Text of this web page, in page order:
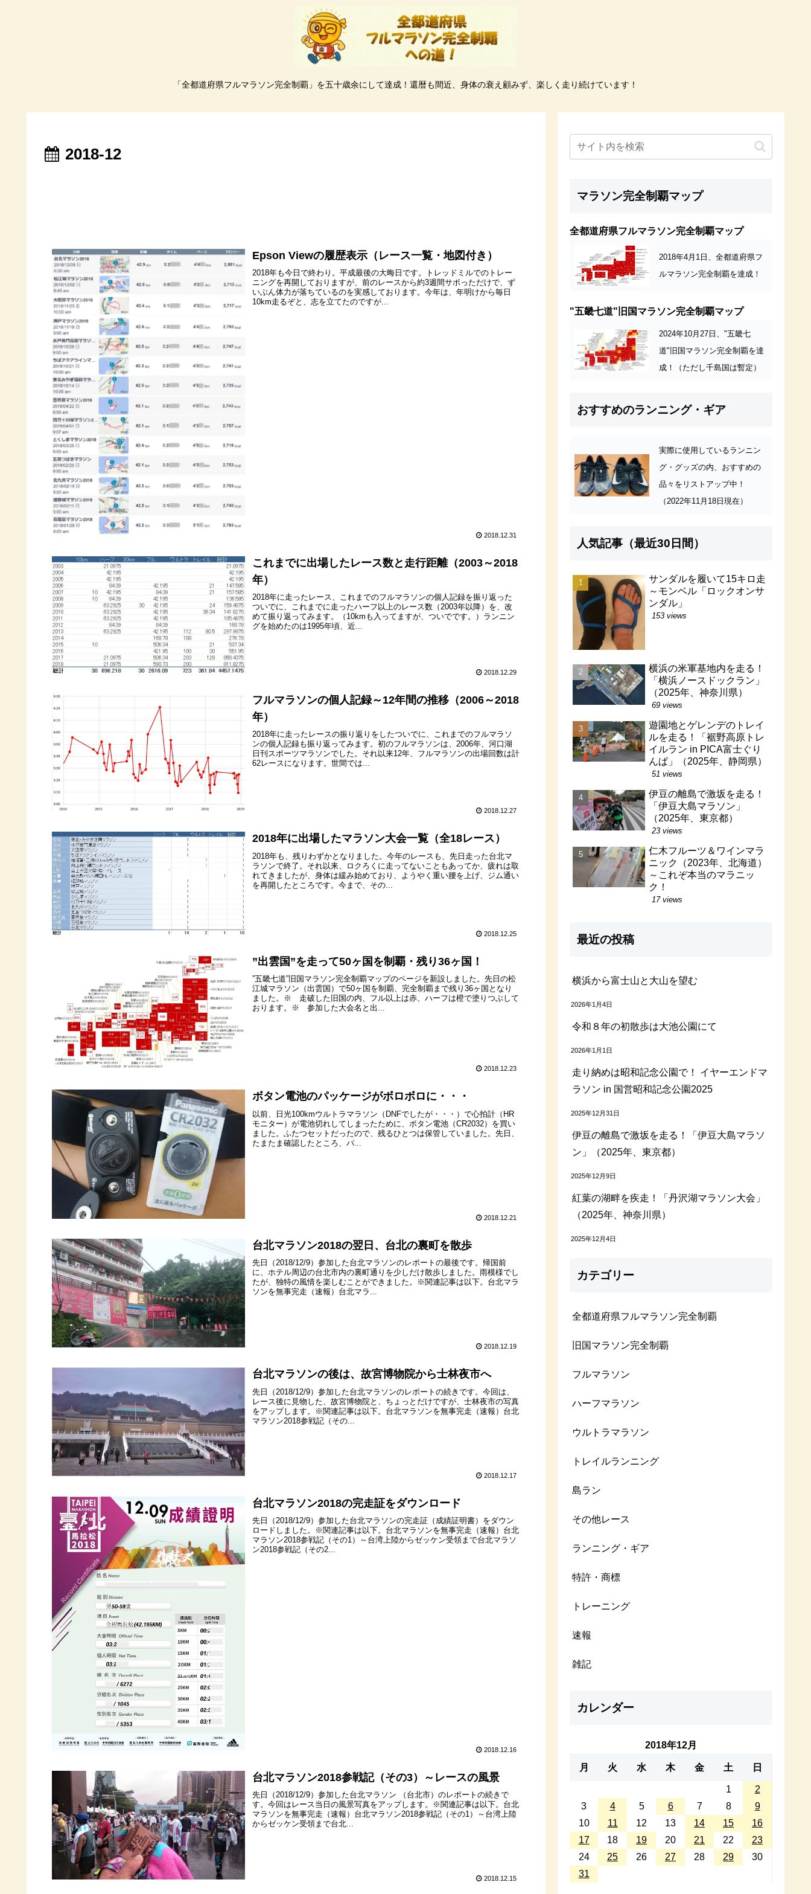
「全都道府県フルマラソン完全制覇」を五十歳余にして達成！還暦も間近、身体の衰え顧みず、楽しく走り続けています！
2018-12
Epson Viewの履歴表示（レース一覧・地図付き）
2018年も今日で終わり。平成最後の大晦日です。トレッドミルでのトレー
ニングを再開しておりますが、前のレースから約3週間サボっただけで、ず
いぶん体力が落ちているのを実感しております。今年は、年明けから毎日
10km走るぞと、志を立てたのですが...
2018.12.31
これまでに出場したレース数と走行距離（2003～2018
年）
2018年に走ったレース、これまでのフルマラソンの個人記録を振り返った
ついでに、これまでに走ったハーフ以上のレース数（2003年以降）を、改
めて振り返ってみます。（10kmも入ってますが、ついでです。）ランニン
グを始めたのは1995年頃、近...
2018.12.29
フルマラソンの個人記録～12年間の推移（2006～2018
年）
2018年に走ったレースの振り返りをしたついでに、これまでのフルマラソ
ンの個人記録も振り返ってみます。初のフルマラソンは、2006年、河口湖
日刊スポーツマラソンでした。それ以来12年、フルマラソンの出場回数は計
62レースになります。世間では...
2018.12.27
2018年に出場したマラソン大会一覧（全18レース）
2018年も、残りわずかとなりました。今年のレースも、先日走った台北マ
ラソンで終了。それ以来、ロクろくに走ってないこともあってか、疲れは取
れてきましたが、身体は緩み始めており、ようやく重い腰を上げ、ジム通い
を再開したところです。今まで、その...
2018.12.25
”出雲国”を走って50ヶ国を制覇・残り36ヶ国！
”五畿七道”旧国マラソン完全制覇マップのページを新設しました。先日の松
江城マラソン（出雲国）で50ヶ国を制覇、完全制覇まで残り36ヶ国となり
ました。※ 走破した旧国の内、フル以上は赤、ハーフは橙で塗りつぶして
おります。※ 参加した大会名と出...
2018.12.23
ボタン電池のパッケージがボロボロに・・・
以前、日光100kmウルトラマラソン（DNFでしたが・・・）で心拍計（HR
モニター）が電池切れしてしまったために、ボタン電池（CR2032）を買い
ました。ふたつセットだったので、残るひとつは保管していました。先日、
たまたま確認したところ、パ...
2018.12.21
台北マラソン2018の翌日、台北の裏町を散歩
先日（2018/12/9）参加した台北マラソンのレポートの最後です。帰国前
に、ホテル周辺の台北市内の裏町通りを少しだけ散歩しました。雨模様でし
たが、独特の風情を楽しむことができました。※関連記事は以下。台北マラ
ソンを無事完走（速報）台北マラ...
2018.12.19
台北マラソンの後は、故宮博物院から士林夜市へ
先日（2018/12/9）参加した台北マラソンのレポートの続きです。今回は、
レース後に見物した、故宮博物院と、ちょっとだけですが、士林夜市の写真
をアップします。※関連記事は以下。台北マラソンを無事完走（速報）台北
マラソン2018参戦記（その...
2018.12.17
台北マラソン2018の完走証をダウンロード
先日（2018/12/9）参加した台北マラソンの完走証（成績証明書）をダウン
ロードしました。※関連記事は以下。台北マラソンを無事完走（速報）台北
マラソン2018参戦記（その1）～台湾上陸からゼッケン受領まで台北マラソ
ン2018参戦記（その2...
2018.12.16
台北マラソン2018参戦記（その3）～レースの風景
先日（2018/12/9）参加した台北マラソン （台北市）のレポートの続きで
す。今回はレース当日の風景写真をアップします。※関連記事は以下。台北
マラソンを無事完走（速報）台北マラソン2018参戦記（その1）～台湾上陸
からゼッケン受領まで台北...
2018.12.15
マラソン完全制覇マップ
全都道府県フルマラソン完全制覇マップ
2018年4月1日、全都道府県フ
ルマラソン完全制覇を達成！
"五畿七道"旧国マラソン完全制覇マップ
2024年10月27日、"五畿七
道"旧国マラソン完全制覇を達
成！（ただし千島国は暫定）
おすすめのランニング・ギア
実際に使用しているランニン
グ・グッズの内、おすすめの
品々をリストアップ中！
（2022年11月18日現在）
人気記事（最近30日間）
サンダルを履いて15キロ走
～モンベル「ロックオンサ
ンダル」
153 views
横浜の米軍基地内を走る！
「横浜ノースドックラン」
（2025年、神奈川県）
69 views
遊園地とゲレンデのトレイ
ルを走る！「裾野高原トレ
イルラン in PICA富士ぐり
んぱ」（2025年、静岡県）
51 views
伊豆の離島で激坂を走る！
「伊豆大島マラソン」
（2025年、東京都）
23 views
仁木フルーツ＆ワインマラ
ニック（2023年、北海道）
～これぞ本当のマラニッ
ク！
17 views
最近の投稿
横浜から富士山と大山を望む
2026年1月4日
令和８年の初散歩は大池公園にて
2026年1月1日
走り納めは昭和記念公園で！ イヤーエンドマ
ラソン in 国営昭和記念公園2025
2025年12月31日
伊豆の離島で激坂を走る！「伊豆大島マラソ
ン」（2025年、東京都）
2025年12月9日
紅葉の湖畔を疾走！「丹沢湖マラソン大会」
（2025年、神奈川県）
2025年12月4日
カテゴリー
全都道府県フルマラソン完全制覇
旧国マラソン完全制覇
フルマラソン
ハーフマラソン
ウルトラマラソン
トレイルランニング
島ラン
その他レース
ランニング・ギア
特許・商標
トレーニング
速報
雑記
カレンダー
2018年12月
月 火 水 木 金 土 日
1
2
3
4 5 6 7 8
9
10
11 12 13 14 15
16
17
18 19 20 21 22
23
24
25 26 27 28 29
30
31